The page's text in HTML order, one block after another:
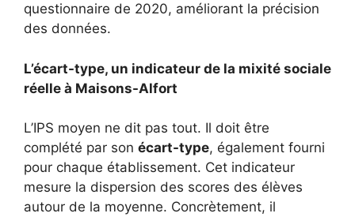
questionnaire de 2020, améliorant la précision
des données.
L’écart-type, un indicateur de la mixité sociale
réelle à Maisons-Alfort
L’IPS moyen ne dit pas tout. Il doit être
complété par son écart-type, également fourni
pour chaque établissement. Cet indicateur
mesure la dispersion des scores des élèves
autour de la moyenne. Concrètement, il